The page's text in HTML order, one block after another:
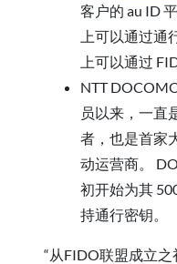
客户的 au ID
上可以通过通
上可以通过
NTT
员以来，一直
者，也是首家
动运营商。
初开始为其
持通行密钥。
“从FIDO联盟成立